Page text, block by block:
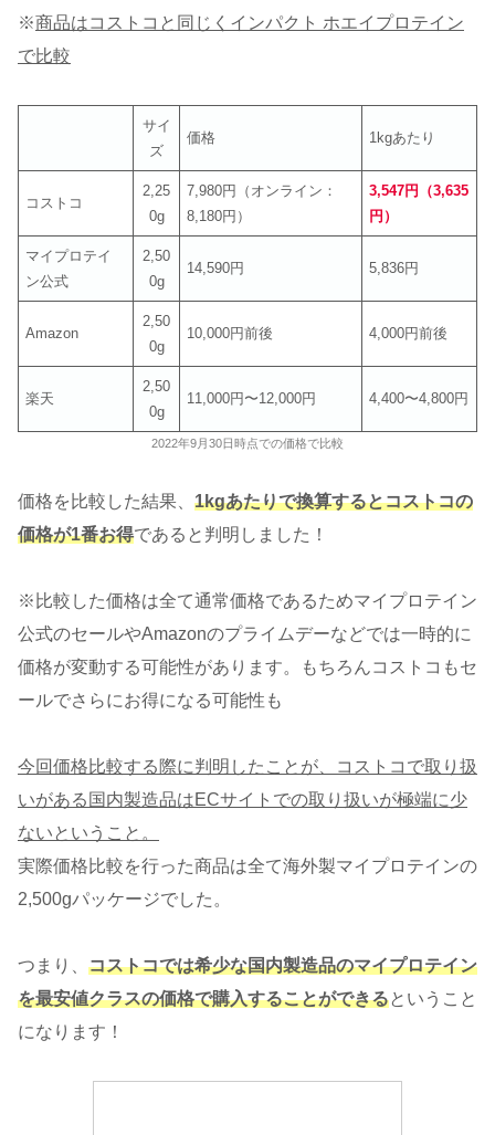
※商品はコストコと同じくインパクト ホエイプロテイン
で比較
サイ
ズ
価格 1kgあたり
コストコ
2,25
0g
7,980円（オンライン：
8,180円）
3,547円（3,635
円）
マイプロテイ
ン公式
2,50
0g
14,590円 5,836円
Amazon
2,50
0g
10,000円前後 4,000円前後
楽天
2,50
0g
11,000円〜12,000円 4,400〜4,800円
2022年9月30日時点での価格で比較
価格を比較した結果、 1kgあたりで換算するとコストコの
価格が1番お得であると判明しました！
※比較した価格は全て通常価格であるためマイプロテイン
公式のセールやAmazonのプライムデーなどでは一時的に
価格が変動する可能性があります。もちろんコストコもセ
ールでさらにお得になる可能性も
今回価格比較する際に判明したことが、コストコで取り扱
いがある国内製造品はECサイトでの取り扱いが極端に少
ないということ。
実際価格比較を行った商品は全て海外製マイプロテインの
2,500gパッケージでした。
つまり、 コストコでは希少な国内製造品のマイプロテイン
を最安値クラスの価格で購入することができるということ
になります！